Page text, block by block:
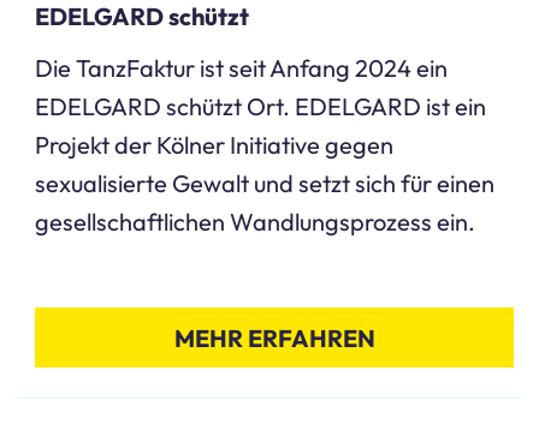
EDELGARD schützt
Die TanzFaktur ist seit Anfang 2024 ein
EDELGARD schützt Ort. EDELGARD ist ein
Projekt der Kölner Initiative gegen
sexualisierte Gewalt und setzt sich für einen
gesellschaftlichen Wandlungsprozess ein.
MEHR ERFAHREN